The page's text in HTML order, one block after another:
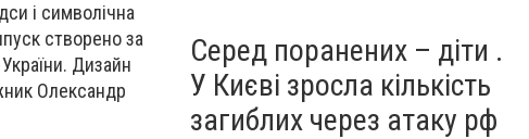
і символічна
створено за
Дизайн
Олександр
Серед поранених – діти .
У Києві зросла кількість
загиблих через атаку рф